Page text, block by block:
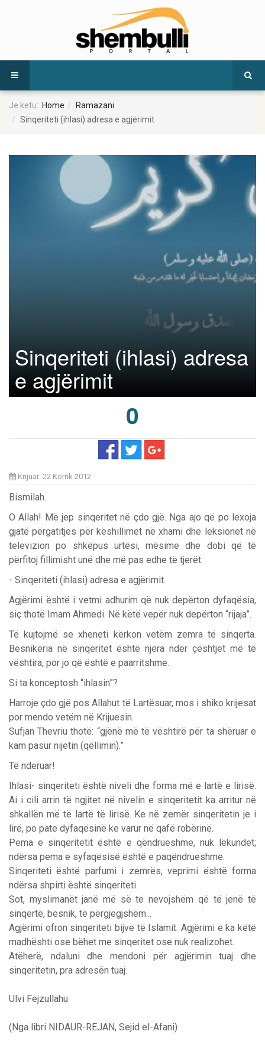
Je ketu: Home
Ramazani
Sinqeriteti (ihlasi) adresa e agjërimit
Sinqeriteti (ihlasi) adresa
e agjërimit
0
Krijuar: 22 Korrik 2012
Bismilah.
O Allah! Më jep sinqeritet në çdo gjë. Nga ajo që po lexoja
gjatë përgatitjes për këshillimet në xhami dhe leksionet në
televizion po shkëpus urtësi, mësime dhe dobi që të
përfitoj fillimisht unë dhe më pas edhe të tjerët.
- Sinqeriteti (ihlasi) adresa e agjërimit.
Agjërimi është i vetmi adhurim që nuk depërton dyfaqësia,
siç thotë Imam Ahmedi. Në këtë vepër nuk depërton “rijaja”.
Të kujtojmë se xheneti kërkon vetëm zemra të sinqerta.
Besnikëria në sinqeritet është njëra ndër çështjet më të
vështira, por jo që është e paarritshme.
Si ta konceptosh “ihlasin”?
Harroje çdo gjë pos Allahut të Lartësuar, mos i shiko krijesat
por mendo vetëm në Krijuesin.
Sufjan Thevriu thotë: “gjënë më të vështirë për ta shëruar e
kam pasur nijetin (qëllimin).”
Të nderuar!
Ihlasi- sinqeriteti është niveli dhe forma më e lartë e lirisë.
Ai i cili arrin të ngjitet në nivelin e sinqeritetit ka arritur në
shkallën më të lartë të lirisë. Ke në zemër sinqeritetin je i
lirë, po pate dyfaqësinë ke varur në qafë robërinë.
Pema e sinqeritetit është e qëndrueshme, nuk lëkundet;
ndërsa pema e syfaqësisë është e paqëndrueshme.
Sinqeriteti është parfumi i zemrës, veprimi është forma
ndërsa shpirti është sinqeriteti.
Sot, myslimanët janë më së te nevojshëm që të jenë të
sinqertë, besnik, të përgjegjshëm...
Agjërimi ofron sinqeriteti bijve të Islamit. Agjërimi e ka këtë
madhështi ose bëhet me sinqeritet ose nuk realizohet.
Atëherë, ndaluni dhe mendoni për agjërimin tuaj dhe
sinqeritetin, pra adresën tuaj.
Ulvi Fejzullahu
(Nga libri NIDAUR-REJAN, Sejid el-Afani)